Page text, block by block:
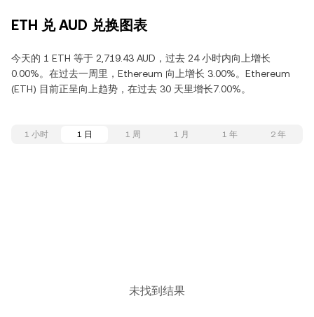
ETH 兑 AUD 兑换图表
今天的 1 ETH 等于 2,719.43 AUD，过去 24 小时内向上增长
0.00%。在过去一周里，Ethereum 向上增长 3.00%。Ethereum
(ETH) 目前正呈向上趋势，在过去 30 天里增长7.00%。
1 小时 1 日 1 周 1 月 1 年 2 年
未找到结果